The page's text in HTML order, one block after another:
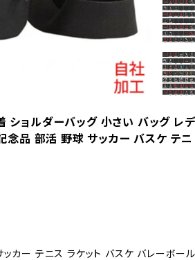
ショルダーバッグ 小さい バッグ レデ
念品 部活 野球 サッカー バスケ テニ
カー テニス ラケット バスケ バレーボール